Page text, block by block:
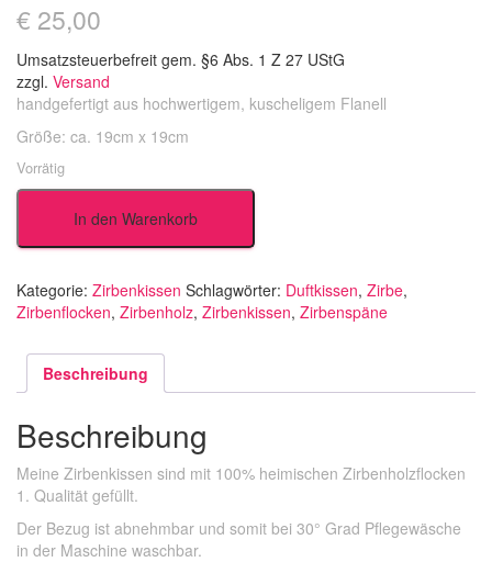
€ 25,00
Umsatzsteuerbefreit gem. §6 Abs. 1 Z 27 UStG
zzgl. Versand
handgefertigt aus hochwertigem, kuscheligem Flanell
Größe: ca. 19cm x 19cm
Vorrätig
Today
a
day
Menge
In den Warenkorb
Kategorie: Zirbenkissen Schlagwörter: Duftkissen, Zirbe,
Zirbenflocken, Zirbenholz, Zirbenkissen, Zirbenspäne
Beschreibung
Beschreibung
Meine Zirbenkissen sind mit 100% heimischen Zirbenholzflocken
1. Qualität gefüllt.
Der Bezug ist abnehmbar und somit bei 30° Grad Pflegewäsche
in der Maschine waschbar.